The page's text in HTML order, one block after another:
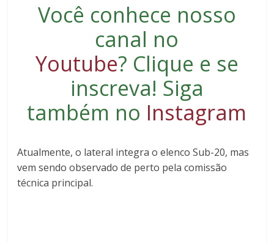
Você conhece nosso
canal no
Youtube? Clique e se
inscreva! Siga
também no Instagram
Atualmente, o lateral integra o elenco Sub-20, mas
vem sendo observado de perto pela comissão
técnica principal.